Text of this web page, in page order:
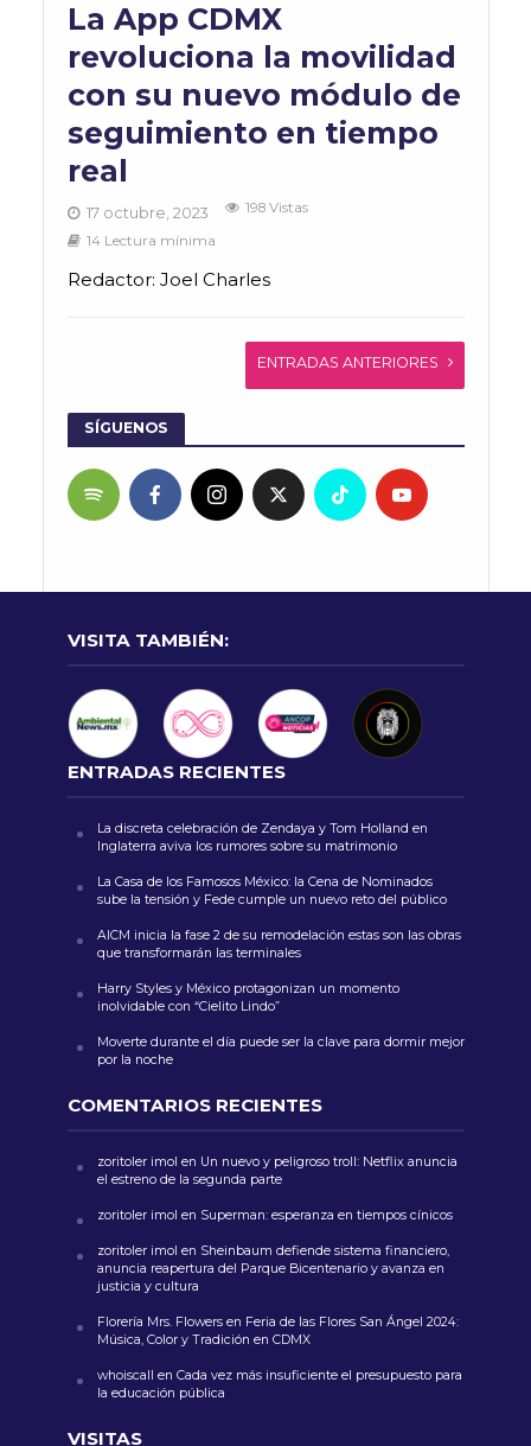
La App CDMX
revoluciona la movilidad
con su nuevo módulo de
seguimiento en tiempo
real
17 octubre, 2023
198 Vistas
14 Lectura mínima
Redactor: Joel Charles
ENTRADAS ANTERIORES
SÍGUENOS
VISITA TAMBIÉN:
ENTRADAS RECIENTES
La discreta celebración de Zendaya y Tom Holland en
Inglaterra aviva los rumores sobre su matrimonio
La Casa de los Famosos México: la Cena de Nominados
sube la tensión y Fede cumple un nuevo reto del público
AICM inicia la fase 2 de su remodelación estas son las obras
que transformarán las terminales
Harry Styles y México protagonizan un momento
inolvidable con “Cielito Lindo”
Moverte durante el día puede ser la clave para dormir mejor
por la noche
COMENTARIOS RECIENTES
zoritoler imol en Un nuevo y peligroso troll: Netflix anuncia
el estreno de la segunda parte
zoritoler imol en Superman: esperanza en tiempos cínicos
zoritoler imol en Sheinbaum defiende sistema financiero,
anuncia reapertura del Parque Bicentenario y avanza en
justicia y cultura
Florería Mrs. Flowersen Feria de las Flores San Ángel 2024:
Música, Color y Tradición en CDMX
whoiscall en Cada vez más insuficiente el presupuesto para
la educación pública
VISITAS